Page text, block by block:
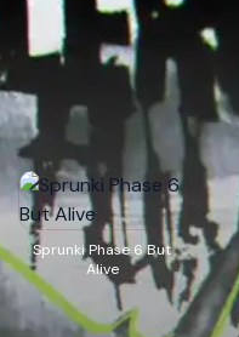
Sprunki Phase 6 But
Alive